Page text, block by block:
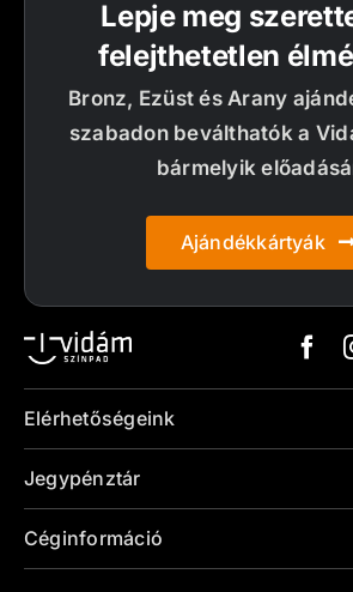
Elérhetőségeink
Jegypénztár
Céginformáció
Lepje meg
felejthetetlen
Bronz, Ezüst és Arany
szabadon beválthatók a
bármelyik
Ajándékkártyák